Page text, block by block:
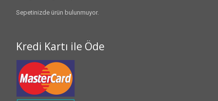
Sepetinizde ürün bulunmuyor.
Kredi Kartı ile Öde